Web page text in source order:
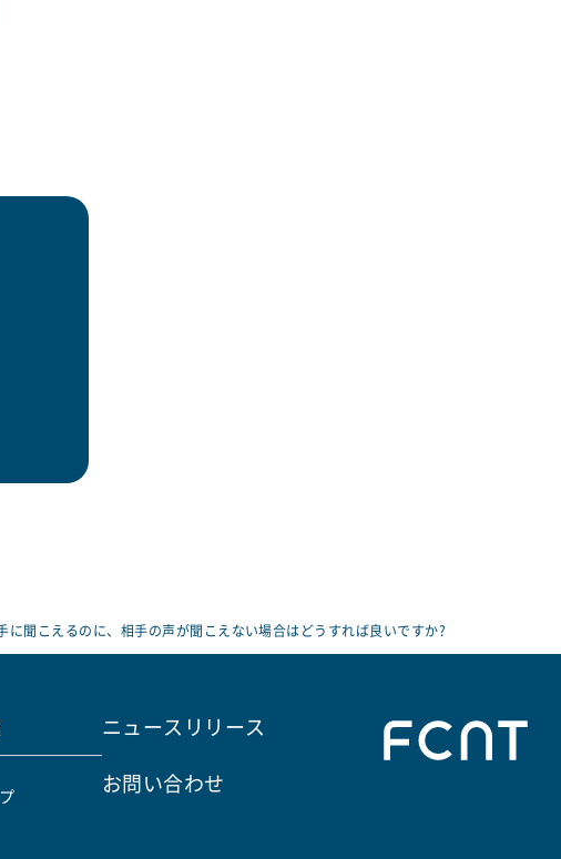
に聞こえるのに、相手の声が聞こえない場合はどうすれば良いですか?
ニュースリリース
お問い合わせ